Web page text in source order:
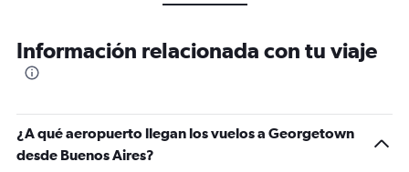
Información relacionada con tu viaje
¿A qué aeropuerto llegan los vuelos a Georgetown
desde Buenos Aires?